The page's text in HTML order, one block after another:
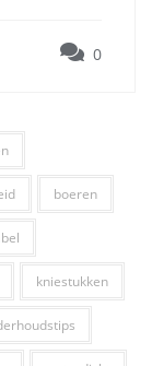
0
boeren
kniestukken